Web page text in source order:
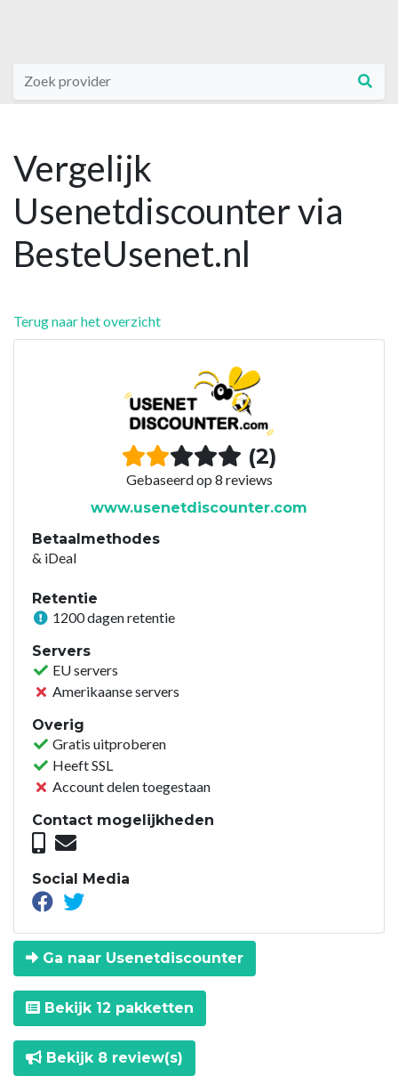
Vergelijk
Usenetdiscounter via
BesteUsenet.nl
Terug naar het overzicht
(2)
Gebaseerd op 8 reviews
www.usenetdiscounter.com
Betaalmethodes
& iDeal
Retentie
1200 dagen retentie
Servers
EU servers
Amerikaanse servers
Overig
Gratis uitproberen
Heeft SSL
Account delen toegestaan
Contact mogelijkheden
Social Media
Ga naar Usenetdiscounter
Bekijk 12 pakketten
Bekijk 8 review(s)